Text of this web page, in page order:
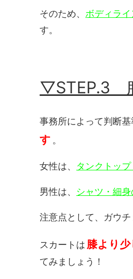
そのため、 ボディラ
す。
▽STEP.3
事務所によって判断基
す 。
女性は、 タンクトッ
男性は、 シャツ・細
注意点として、ガウ
スカートは 膝より
てみましょう！